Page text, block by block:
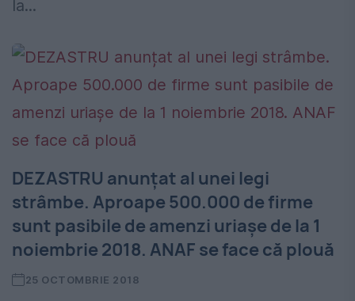
la...
DEZASTRU anunțat al unei legi
strâmbe. Aproape 500.000 de firme
sunt pasibile de amenzi uriașe de la 1
noiembrie 2018. ANAF se face că plouă
25 OCTOMBRIE 2018